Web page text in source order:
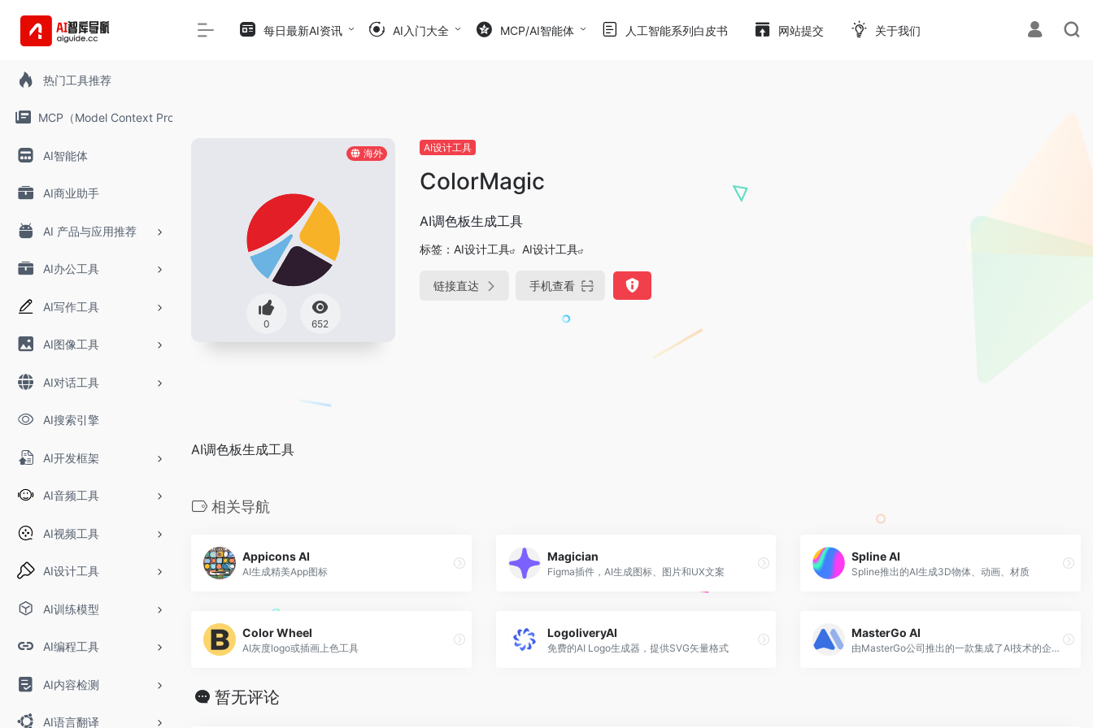
热门工具推荐
MCP（Model Context Protocol）
AI智能体
AI商业助手
AI 产品与应用推荐
AI办公工具
AI写作工具
AI图像工具
AI对话工具
AI搜索引擎
AI开发框架
AI音频工具
AI视频工具
AI设计工具
AI训练模型
AI编程工具
AI内容检测
AI语言翻译
每日最新AI资讯 AI入门大全 MCP/AI智能体 人工智能系列白皮书 网站提交 关于我们
海外
0 652
AI设计工具
ColorMagic
AI调色板生成工具
标签： AI设计工具 AI设计工具
链接直达 手机查看
AI调色板生成工具
相关导航
Appicons AI
AI生成精美App图标
Magician
Figma插件，AI生成图标、图片和UX文案
Spline AI
Spline推出的AI生成3D物体、动画、材质
Color Wheel
AI灰度logo或插画上色工具
LogoliveryAI
免费的AI Logo生成器，提供SVG矢量格式
MasterGo AI
由MasterGo公司推出的一款集成了AI技术的企业级产品设计平台
暂无评论